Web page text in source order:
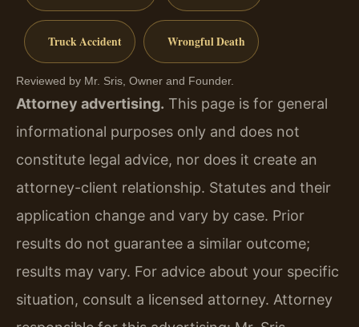
Truck Accident Wrongful Death
Reviewed by Mr. Sris, Owner and Founder.
Attorney advertising. This page is for general
informational purposes only and does not
constitute legal advice, nor does it create an
attorney-client relationship. Statutes and their
application change and vary by case. Prior
results do not guarantee a similar outcome;
results may vary. For advice about your specific
situation, consult a licensed attorney. Attorney